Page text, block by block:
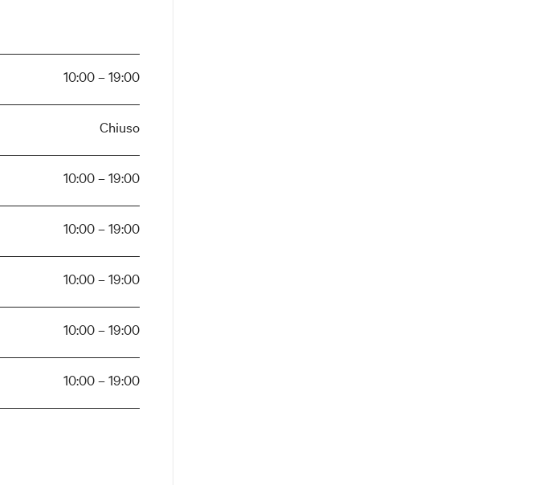
10:00 – 19:00
Chiuso
10:00 – 19:00
10:00 – 19:00
10:00 – 19:00
10:00 – 19:00
10:00 – 19:00